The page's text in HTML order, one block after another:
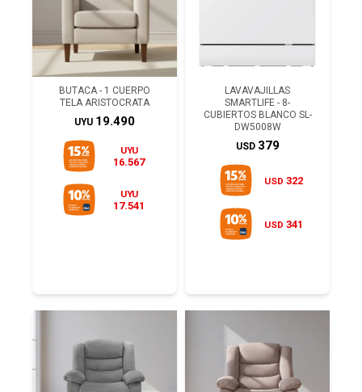
BUTACA - 1 CUERPO
TELA ARISTOCRATA
UYU 19.490
UYU
16.567
UYU
17.541
LAVAVAJILLAS
SMARTLIFE - 8-
CUBIERTOS BLANCO SL-
DW5008W
USD 379
USD 322
USD 341